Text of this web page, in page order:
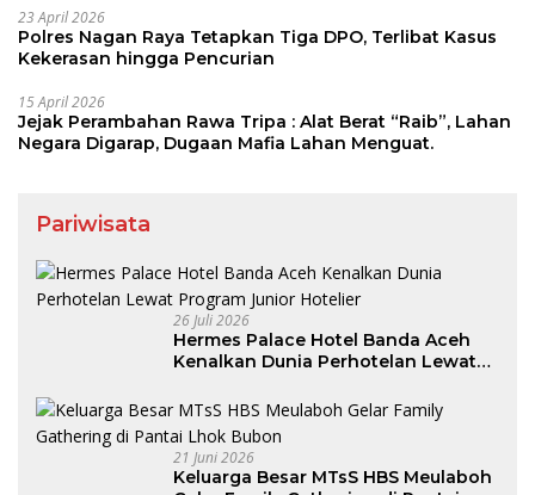
23 April 2026
Polres Nagan Raya Tetapkan Tiga DPO, Terlibat Kasus
Kekerasan hingga Pencurian
15 April 2026
Jejak Perambahan Rawa Tripa : Alat Berat “Raib”, Lahan
Negara Digarap, Dugaan Mafia Lahan Menguat.
Pariwisata
26 Juli 2026
Hermes Palace Hotel Banda Aceh
Kenalkan Dunia Perhotelan Lewat
21 Juni 2026
Keluarga Besar MTsS HBS Meulaboh